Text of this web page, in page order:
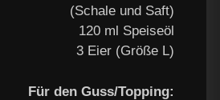
(Schale und Saft)
120 ml Speiseöl
3 Eier (Größe L)
Für den Guss/Topping: